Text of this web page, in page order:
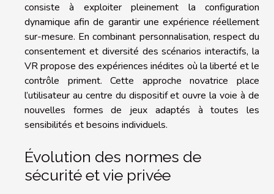
consiste à exploiter pleinement la configuration
dynamique afin de garantir une expérience réellement
sur-mesure. En combinant personnalisation, respect du
consentement et diversité des scénarios interactifs, la
VR propose des expériences inédites où la liberté et le
contrôle priment. Cette approche novatrice place
l’utilisateur au centre du dispositif et ouvre la voie à de
nouvelles formes de jeux adaptés à toutes les
sensibilités et besoins individuels.
Évolution des normes de
sécurité et vie privée